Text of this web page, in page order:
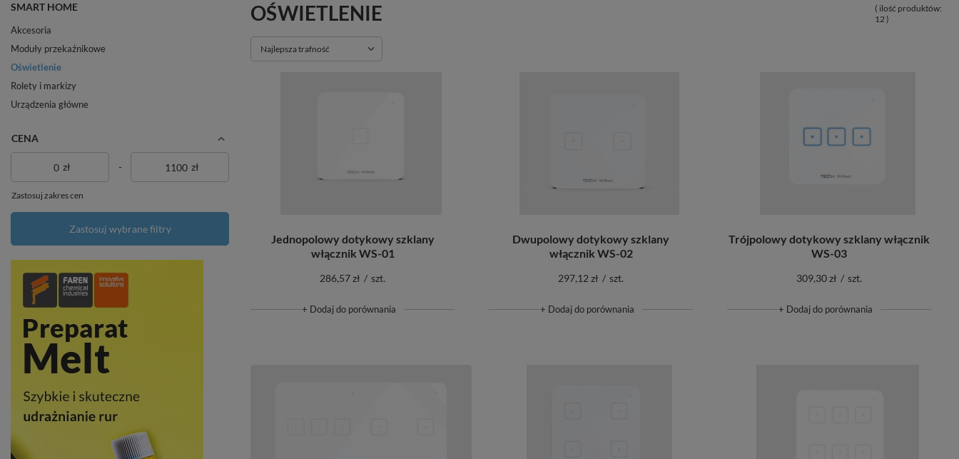
SMART HOME
Akcesoria
Moduły przekaźnikowe
Oświetlenie
Rolety i markizy
Urządzenia główne
CENA
zł - zł
Zastosuj zakres cen
Zastosuj wybrane filtry
OŚWIETLENIE
( ilość produktów:
12 )
Zmień sortowanie
Najlepsza trafność
Jednopolowy dotykowy szklany
włącznik WS-01
286,57 zł / szt.
+ Dodaj do porównania
Dwupolowy dotykowy szklany
włącznik WS-02
297,12 zł / szt.
+ Dodaj do porównania
Trójpolowy dotykowy szklany włącznik
WS-03
309,30 zł / szt.
+ Dodaj do porównania